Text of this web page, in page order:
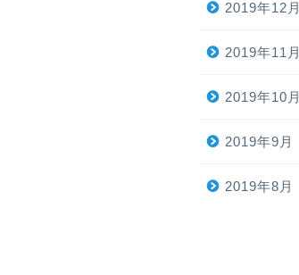
2019年12月
2019年11月
2019年10月
2019年9月
2019年8月